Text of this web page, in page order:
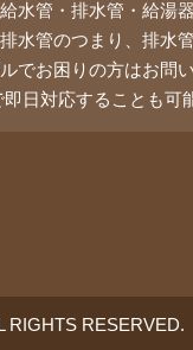
水管・排水管・給湯
水管のつまり、排水
でお困りの方はお問
日対応することも可
RESERVED.